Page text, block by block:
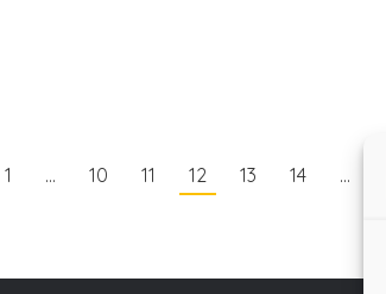
1 … 10 11 12 13 14 …